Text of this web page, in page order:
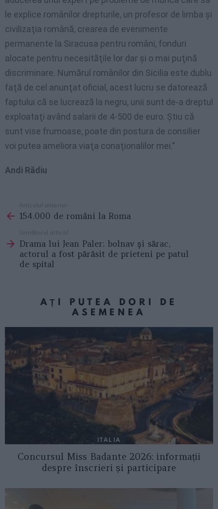
le explice românilor drepturile, un profesor de limba şi
civilizaţia română, crearea de evenimente
permanente la Siracusa pentru români, fonduri
alocate pentru necesităţile lor dar şi o mai puţină
discriminare. Numărul românilor din Sicilia este dublu
faţă de cel anunţat oficial, acest lucru se datorează
faptului că se lucrează la negru, unii sunt de-a dreptul
exploataţi având salarii de 4-500 de euro. Ştiu că
sunt vise frumoase, poate din postura de consilier
voi putea ameliora viaţa conaţionalilor mei.”
Andi Rădiu
more
Articolul anterior
154.000 de români la Roma
Următorul articol
Drama lui Jean Paler: bolnav şi sărac,
actorul a fost părăsit de prieteni pe patul
de spital
AȚI PUTEA DORI DE
ASEMENEA
ITALIA
Concursul Miss Badante 2026: informații
despre înscrieri și participare